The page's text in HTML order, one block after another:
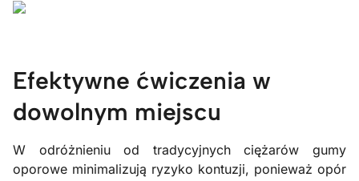
Efektywne ćwiczenia w
dowolnym miejscu
W odróżnieniu od tradycyjnych ciężarów gumy
oporowe minimalizują ryzyko kontuzji, ponieważ opór